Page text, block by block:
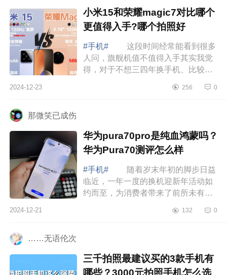
小米15和荣耀magic7对比哪个
更值得入手?哪个拍照好
#手机#
这段时间经常能看到很多
人问，旗舰机值不值得入手其实我觉
得，对于不想三四年换手机、比较看
好的，下面小编为大家介绍下小米15
2024-12-23 256 0
那微笑已成伤
华为pura70pro是纯血鸿蒙吗？
华为Pura70测评怎么样
#手机#
随着岁末年初的脚步日益
临近，一年一度的换机迎新年活动如
约而至，为消费者带来了前所未有的
国产品质手机，始终以其卓越的品
2024-12-21 132 0
……无语伦次
三千拍照最建议买的3款手机有
哪些？3000元拍照手机怎么选